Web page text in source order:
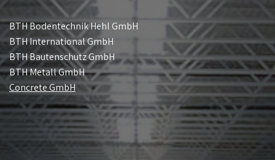
BTH Bodentechnik Hehl GmbH
BTH International GmbH
BTH Bautenschutz GmbH
BTH Metall GmbH
Concrete GmbH